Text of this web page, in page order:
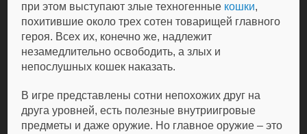
при этом выступают злые техногенные кошки,
похитившие около трех сотен товарищей главного
героя. Всех их, конечно же, надлежит
незамедлительно освободить, а злых и
непослушных кошек наказать.
В игре представлены сотни непохожих друг на
друга уровней, есть полезные внутриигровые
предметы и даже оружие. Но главное оружие – это